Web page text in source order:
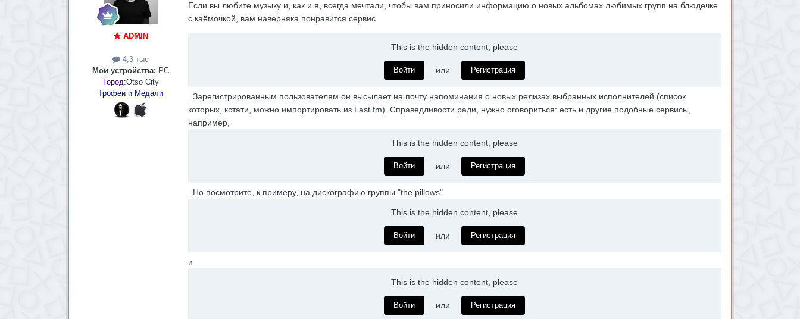
ADMIN
4,3 тыс
Мои устройства: PC
Город:Otso City
Трофеи и Медали
Если вы любите музыку и, как и я, всегда мечтали, чтобы вам приносили информацию о новых альбомах любимых групп на блюдечке
с каёмочкой, вам наверняка понравится сервис
This is the hidden content, please
Войти или Регистрация
. Зарегистрированным пользователям он высылает на почту напоминания о новых релизах выбранных исполнителей (список
которых, кстати, можно импортировать из Last.fm). Справедливости ради, нужно оговориться: есть и другие подобные сервисы,
например,
This is the hidden content, please
Войти или Регистрация
. Но посмотрите, к примеру, на дискографию группы "the pillows"
This is the hidden content, please
Войти или Регистрация
и
This is the hidden content, please
Войти или Регистрация